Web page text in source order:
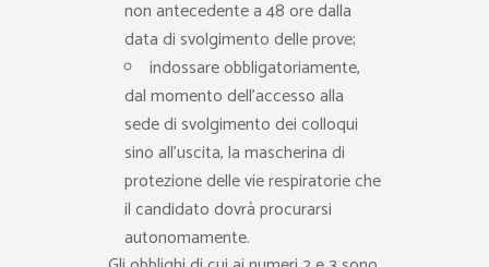
non antecedente a 48 ore dalla
data di svolgimento delle prove;
indossare obbligatoriamente,
dal momento dell’accesso alla
sede di svolgimento dei colloqui
sino all’uscita, la mascherina di
protezione delle vie respiratorie che
il candidato dovrà procurarsi
autonomamente.